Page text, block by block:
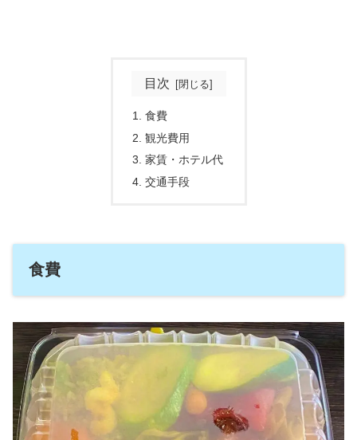
目次
食費
観光費用
家賃・ホテル代
交通手段
食費